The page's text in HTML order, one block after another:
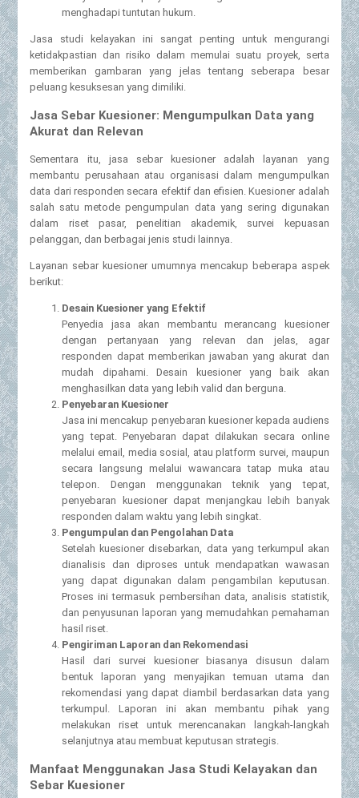
menghadapi tuntutan hukum.
Jasa studi kelayakan ini sangat penting untuk mengurangi
ketidakpastian dan risiko dalam memulai suatu proyek, serta
memberikan gambaran yang jelas tentang seberapa besar
peluang kesuksesan yang dimiliki.
Jasa Sebar Kuesioner: Mengumpulkan Data yang
Akurat dan Relevan
Sementara itu, jasa sebar kuesioner adalah layanan yang
membantu perusahaan atau organisasi dalam mengumpulkan
data dari responden secara efektif dan efisien. Kuesioner adalah
salah satu metode pengumpulan data yang sering digunakan
dalam riset pasar, penelitian akademik, survei kepuasan
pelanggan, dan berbagai jenis studi lainnya.
Layanan sebar kuesioner umumnya mencakup beberapa aspek
berikut:
Desain Kuesioner yang Efektif
Penyedia jasa akan membantu merancang kuesioner
dengan pertanyaan yang relevan dan jelas, agar
responden dapat memberikan jawaban yang akurat dan
mudah dipahami. Desain kuesioner yang baik akan
menghasilkan data yang lebih valid dan berguna.
Penyebaran Kuesioner
Jasa ini mencakup penyebaran kuesioner kepada audiens
yang tepat. Penyebaran dapat dilakukan secara online
melalui email, media sosial, atau platform survei, maupun
secara langsung melalui wawancara tatap muka atau
telepon. Dengan menggunakan teknik yang tepat,
penyebaran kuesioner dapat menjangkau lebih banyak
responden dalam waktu yang lebih singkat.
Pengumpulan dan Pengolahan Data
Setelah kuesioner disebarkan, data yang terkumpul akan
dianalisis dan diproses untuk mendapatkan wawasan
yang dapat digunakan dalam pengambilan keputusan.
Proses ini termasuk pembersihan data, analisis statistik,
dan penyusunan laporan yang memudahkan pemahaman
hasil riset.
Pengiriman Laporan dan Rekomendasi
Hasil dari survei kuesioner biasanya disusun dalam
bentuk laporan yang menyajikan temuan utama dan
rekomendasi yang dapat diambil berdasarkan data yang
terkumpul. Laporan ini akan membantu pihak yang
melakukan riset untuk merencanakan langkah-langkah
selanjutnya atau membuat keputusan strategis.
Manfaat Menggunakan Jasa Studi Kelayakan dan
Sebar Kuesioner